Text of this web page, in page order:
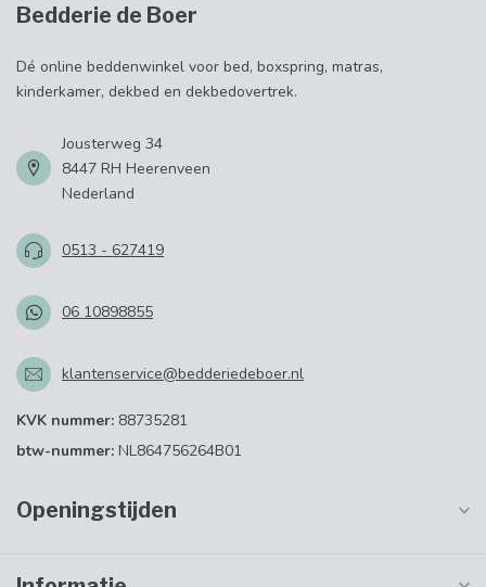
Bedderie de Boer
Dé online beddenwinkel voor bed, boxspring, matras,
kinderkamer, dekbed en dekbedovertrek.
Jousterweg 34
8447 RH Heerenveen
Nederland
0513 - 627419
06 10898855
klantenservice@bedderiedeboer.nl
KVK nummer: 88735281
btw-nummer: NL864756264B01
Openingstijden